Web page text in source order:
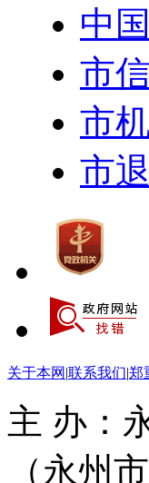
中
市
市
市
关于本网 |联系我们|郑
主 办：
（永州